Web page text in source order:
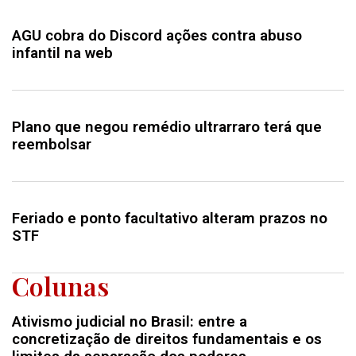
AGU cobra do Discord ações contra abuso
infantil na web
Plano que negou remédio ultrarraro terá que
reembolsar
Feriado e ponto facultativo alteram prazos no
STF
Colunas
Ativismo judicial no Brasil: entre a
concretização de direitos fundamentais e os